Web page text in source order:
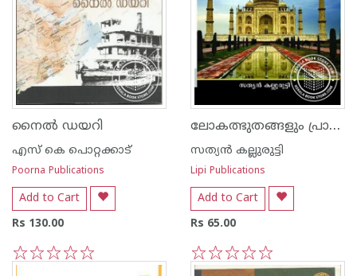
നൈല്‍ ഡയറി
എസ്‌ കെ പൊറ്റക്കാട്‌
Poorna Publications
Add to Cart
Rs 130.00
1
ലോകത്ഭുതങ്ങളും പ്രാചീന നഗരങ്ങളും
സത്യന്‍ കല്ലുരുട്ടി
Lipi Publications
Add to Cart
Rs 65.00
5
4
3
2
1